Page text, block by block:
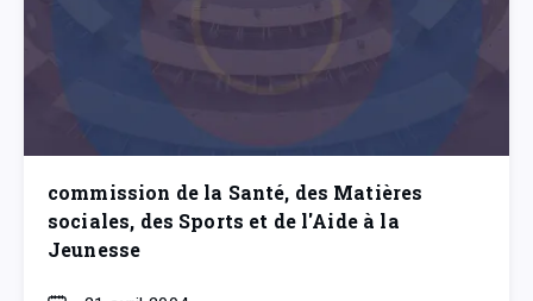
commission de la Santé, des Matières
sociales, des Sports et de l'Aide à la
Jeunesse